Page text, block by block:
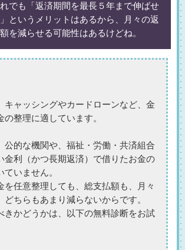
でも「返済期間を最長５年まで伸ばせ
というメリットはあるから、月々の返
を減らせる可能性はあるけどね。
キャッシングやカードローンなど、金
の整理に適しています。
公的な機関や、福祉・労働・共済組合
金利（かつ長期返済）で借りたお金の
いません。
を任意整理しても、総支払額も、月々
どちらもあまり減らないからです。
きかどうかは、以下の無料診断をお試